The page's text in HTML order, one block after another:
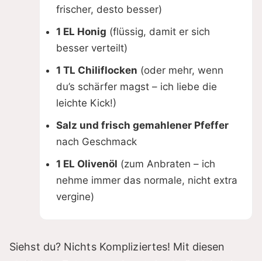
frischer, desto besser)
1 EL Honig (flüssig, damit er sich
besser verteilt)
1 TL Chiliflocken (oder mehr, wenn
du’s schärfer magst – ich liebe die
leichte Kick!)
Salz und frisch gemahlener Pfeffer
nach Geschmack
1 EL Olivenöl (zum Anbraten – ich
nehme immer das normale, nicht extra
vergine)
Siehst du? Nichts Kompliziertes! Mit diesen